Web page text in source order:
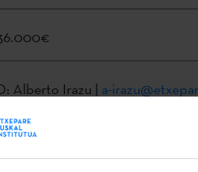
Alberto Irazu | a-
e inscripción en laSede